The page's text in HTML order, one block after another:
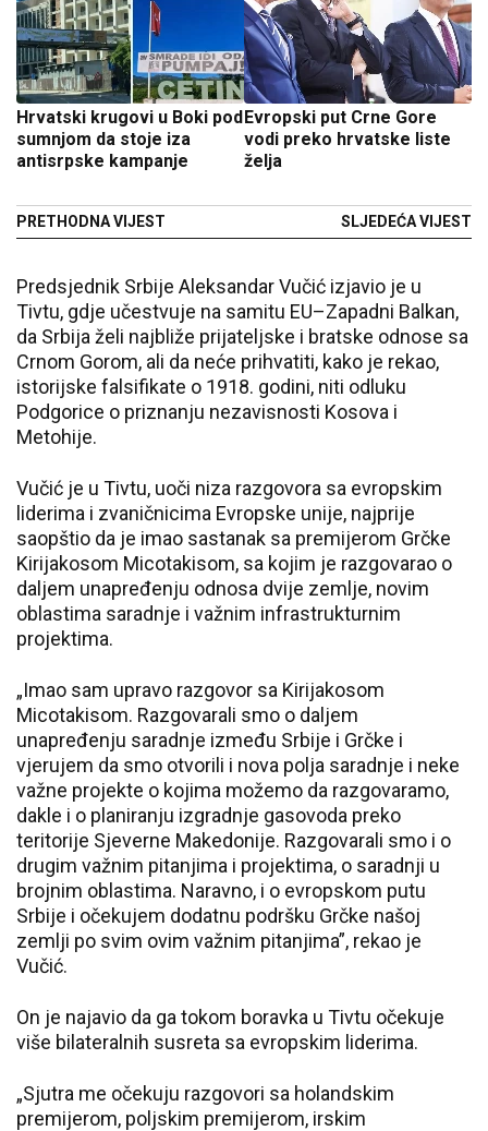
Hrvatski krugovi u Boki pod
sumnjom da stoje iza
antisrpske kampanje
PRETHODNA VIJEST
Evropski put Crne Gore
vodi preko hrvatske liste
želja
SLJEDEĆA VIJEST
Predsjednik Srbije Aleksandar Vučić izjavio je u
Tivtu, gdje učestvuje na samitu EU–Zapadni Balkan,
da Srbija želi najbliže prijateljske i bratske odnose sa
Crnom Gorom, ali da neće prihvatiti, kako je rekao,
istorijske falsifikate o 1918. godini, niti odluku
Podgorice o priznanju nezavisnosti Kosova i
Metohije.
Vučić je u Tivtu, uoči niza razgovora sa evropskim
liderima i zvaničnicima Evropske unije, najprije
saopštio da je imao sastanak sa premijerom Grčke
Kirijakosom Micotakisom, sa kojim je razgovarao o
daljem unapređenju odnosa dvije zemlje, novim
oblastima saradnje i važnim infrastrukturnim
projektima.
„Imao sam upravo razgovor sa Kirijakosom
Micotakisom. Razgovarali smo o daljem
unapređenju saradnje između Srbije i Grčke i
vjerujem da smo otvorili i nova polja saradnje i neke
važne projekte o kojima možemo da razgovaramo,
dakle i o planiranju izgradnje gasovoda preko
teritorije Sjeverne Makedonije. Razgovarali smo i o
drugim važnim pitanjima i projektima, o saradnji u
brojnim oblastima. Naravno, i o evropskom putu
Srbije i očekujem dodatnu podršku Grčke našoj
zemlji po svim ovim važnim pitanjima”, rekao je
Vučić.
On je najavio da ga tokom boravka u Tivtu očekuje
više bilateralnih susreta sa evropskim liderima.
„Sjutra me očekuju razgovori sa holandskim
premijerom, poljskim premijerom, irskim